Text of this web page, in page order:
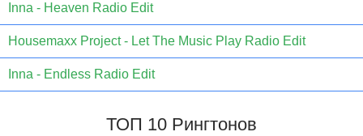
Inna - Heaven Radio Edit
Housemaxx Project - Let The Music Play Radio Edit
Inna - Endless Radio Edit
ТОП 10 Рингтонов